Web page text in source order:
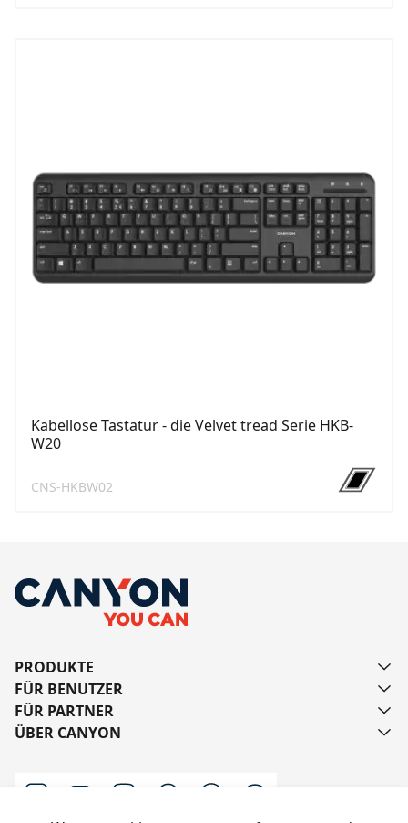
Kabellose Tastatur - die Velvet tread Serie HKB-
W20
CNS-HKBW02
PRODUKTE
FÜR BENUTZER
FÜR PARTNER
ÜBER CANYON